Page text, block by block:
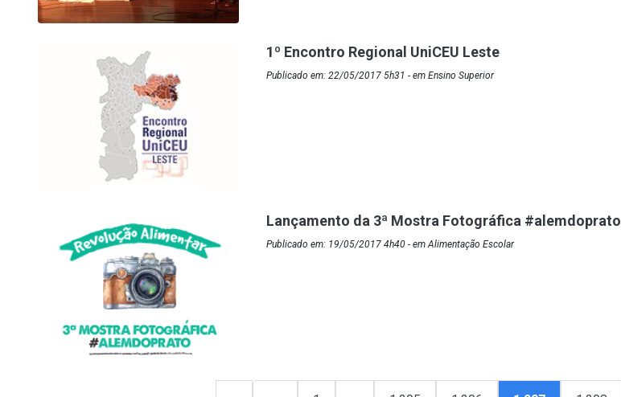
1º Encontro Regional UniCEU Leste
Publicado em: 22/05/2017 5h31 - em Ensino Superior
Lançamento da 3ª Mostra Fotográfica #alemdoprato
Publicado em: 19/05/2017 4h40 - em Alimentação Escolar